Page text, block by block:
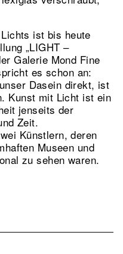
ist bis heute
„LIGHT –
Galerie Mond Fine
es schon an:
Dasein direkt, ist
Kunst mit Licht ist ein
jenseits der
Zeit.
Künstlern, deren
Museen und
zu sehen waren.